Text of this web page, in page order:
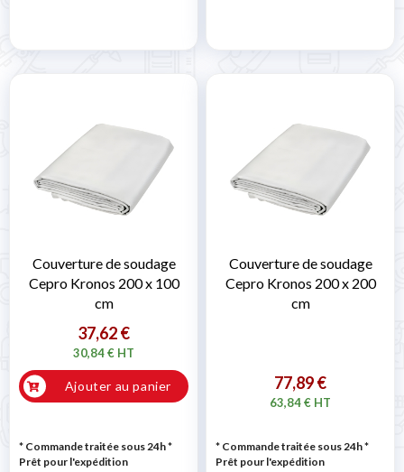
Couverture de soudage
Cepro Kronos 200 x 100
cm
37,62 €
30,84 € HT
Ajouter au panier
* Commande traitée sous 24h*
Prêt pour l'expédition
Couverture de soudage
Cepro Kronos 200 x 200
cm
77,89 €
63,84 € HT
* Commande traitée sous 24h*
Prêt pour l'expédition